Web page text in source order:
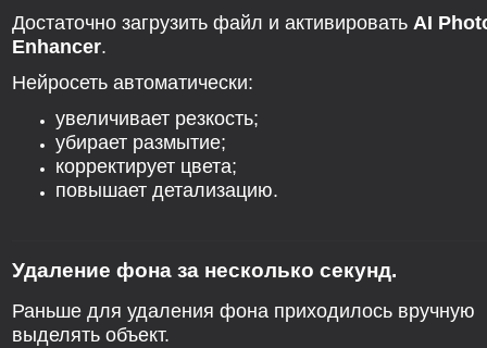
Достаточно загрузить файл и активировать AI
Enhancer.
Нейросеть автоматически:
увеличивает резкость;
убирает размытие;
корректирует цвета;
повышает детализацию.
Удаление фона за несколько секунд.
Раньше для удаления фона приходилось вручную
выделять объект.